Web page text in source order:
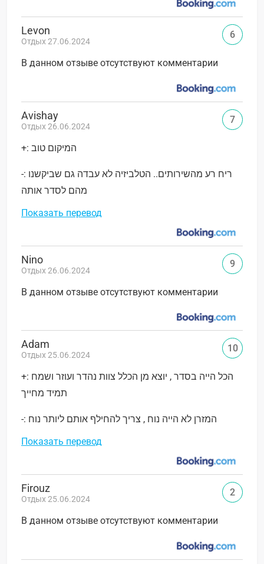
Levon
Отдых 27.06.2024
В данном отзыве отсутствуют комментарии
6
Avishay
Отдых 26.06.2024
+: המיקום טוב
-: ריח רע מהשירותים.. הטלביזיה לא עבדה גם שביקשנו
מהם לסדר אותה
Показать перевод
7
Nino
Отдых 26.06.2024
В данном отзыве отсутствуют комментарии
9
Adam
Отдых 25.06.2024
+: הכל הייה בסדר , יוצא מן הכלל צוות נהדר ועוזר ושמח
תמיד מחייך
-: המזרן לא הייה נוח , צריך להחילף אותם ליותר נוח
Показать перевод
10
Firouz
Отдых 25.06.2024
В данном отзыве отсутствуют комментарии
2